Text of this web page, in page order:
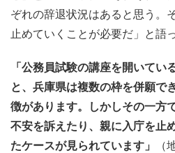
ぞれの辞退状況はあると思う。
止めていくことが必要だ」と語
「公務員試験の講座を開いてい
と、兵庫県は複数の枠を併願で
徴があります。しかしその一方
不安を訴えたり、親に入庁を止
たケースが見られています」
（